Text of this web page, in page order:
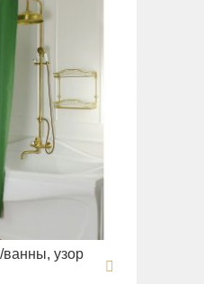
узор